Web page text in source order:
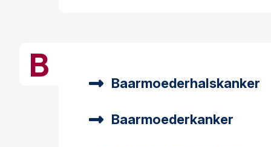
B Baarmoederhalskanker
Baarmoederkanker